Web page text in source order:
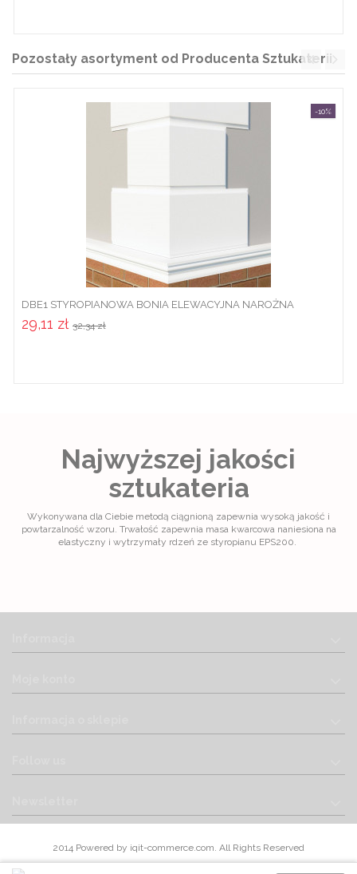
Pozostały asortyment od Producenta Sztukaterii
-10%
DBE1 STYROPIANOWA BONIA ELEWACYJNA NAROŻNA
29,11 zł 32,34 zł
Najwyższej jakości
sztukateria
Wykonywana dla Ciebie metodą ciągnioną zapewnia wysoką jakość i
powtarzalność wzoru. Trwałość zapewnia masa kwarcowa naniesiona na
elastyczny i wytrzymały rdzeń ze styropianu EPS200.
2014 Powered by iqit-commerce.com. All Rights Reserved